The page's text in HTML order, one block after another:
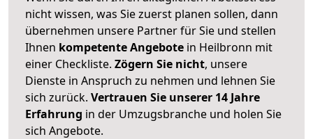
nicht wissen, was Sie zuerst planen sollen, dann
übernehmen unsere Partner für Sie und stellen
Ihnen kompetente Angebote in Heilbronn mit
einer Checkliste. Zögern Sie nicht, unsere
Dienste in Anspruch zu nehmen und lehnen Sie
sich zurück. Vertrauen Sie unserer 14 Jahre
Erfahrung in der Umzugsbranche und holen Sie
sich Angebote.